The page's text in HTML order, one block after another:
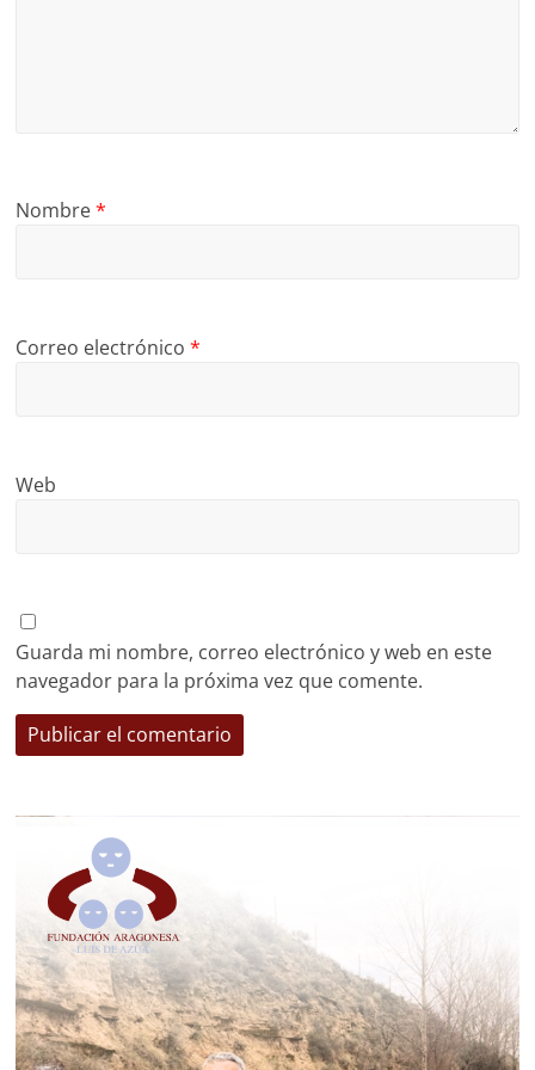
Nombre*
Correo electrónico*
Web
Guarda mi nombre, correo electrónico y web en este
navegador para la próxima vez que comente.